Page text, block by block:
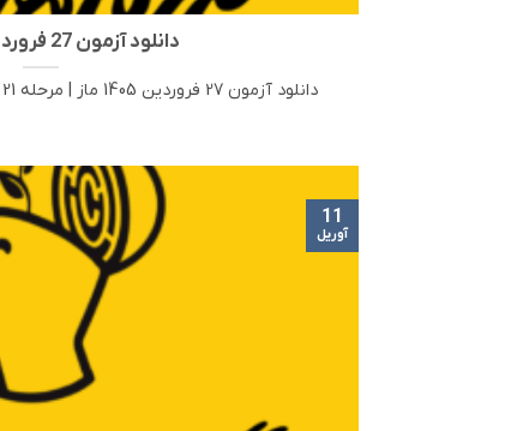
دانلود آزمون 27 فروردین 1405 ماز
دانلود آزمون 27 فروردین 1405 ماز | مرحله 21 ماز در این مطلب، لینک دانلود [...]
11
آوریل